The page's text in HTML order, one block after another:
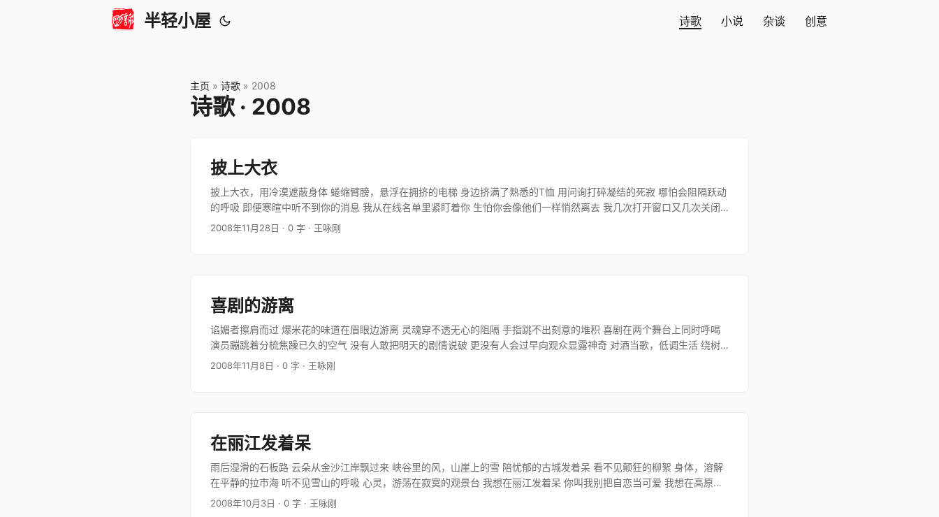
半轻小屋 诗歌 小说 杂谈 创意
主页 » 诗歌 » 2008
诗歌 · 2008
披上大衣
披上大衣，用冷漠遮蔽身体 蜷缩臂膀，悬浮在拥挤的电梯 身边挤满了熟悉的T恤 用问询打碎凝结的死寂 哪怕会阻隔跃动
的呼吸 即便寒暄中听不到你的消息 我从在线名单里紧盯着你 生怕你会像他们一样悄然离去 我几次打开窗口又几次关闭
想不出哪一种委婉…
2008年11月28日 · 0 字 · 王咏刚
喜剧的游离
谄媚者擦肩而过 爆米花的味道在眉眼边游离 灵魂穿不透无心的阻隔 手指跳不出刻意的堆积 喜剧在两个舞台上同时呼喝
演员蹦跳着分梳焦躁已久的空气 没有人敢把明天的剧情说破 更没有人会过早向观众显露神奇 对酒当歌，低调生活 绕树
飞舞在那一夜的月明…
2008年11月8日 · 0 字 · 王咏刚
在丽江发着呆
雨后湿滑的石板路 云朵从金沙江岸飘过来 峡谷里的风，山崖上的雪 陪忧郁的古城发着呆 看不见颠狂的柳絮 身体，溶解
在平静的拉市海 听不见雪山的呼吸 心灵，游荡在寂寞的观景台 我想在丽江发着呆 你叫我别把自恋当可爱 我想在高原听
着海 你问我颈上…
2008年10月3日 · 0 字 · 王咏刚